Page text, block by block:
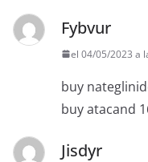
Fybvur
el 04/05/2023 a
buy
buy atacand
Jisdyr